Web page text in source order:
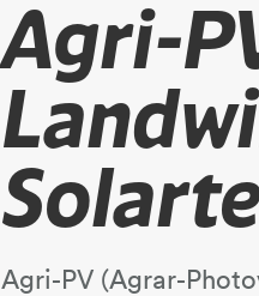
Agri-
Agri-PV (Agrar-